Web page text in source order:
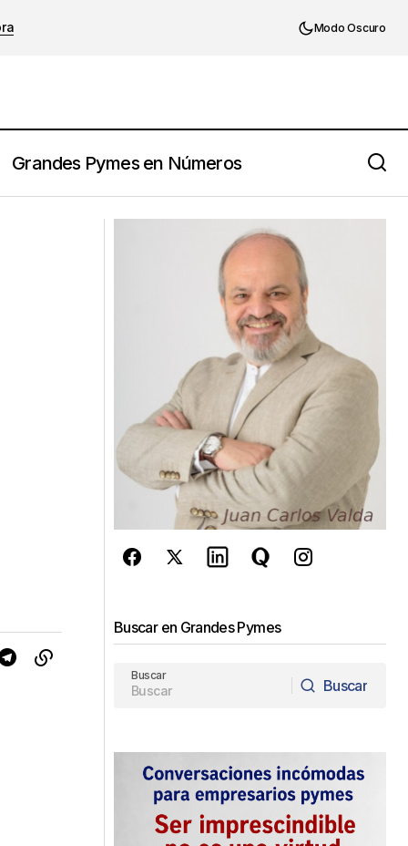
Modo Oscuro
Grandes Pymes en Números
Que métricas usar en una estrategia de
Buscar en Grandes Pymes
Buscar
Buscar